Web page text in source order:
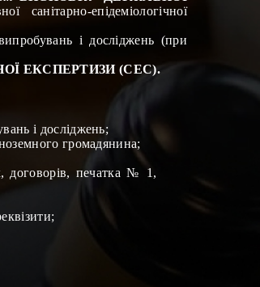
санітарно-епідеміологічної
і досліджень (при
ЕКСПЕРТИЗИ (СЕС).
і досліджень;
громадянина;
договорів, печатка № 1,
;